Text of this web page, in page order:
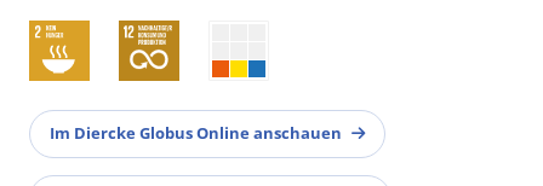
Im Diercke Globus Online anschauen